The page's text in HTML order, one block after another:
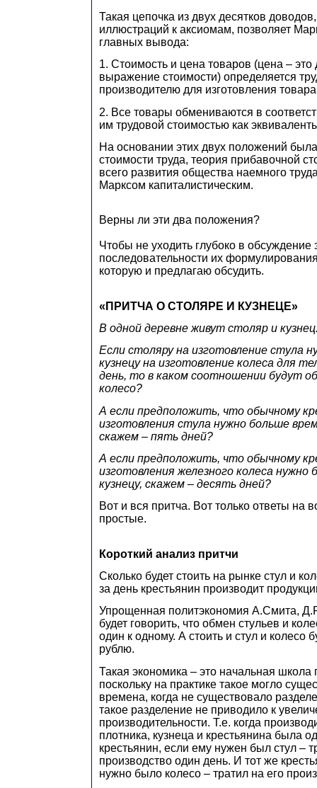
Такая цепочка из двух десятков
иллюстраций к аксиомам, позволяет
главных вывода:
1. Стоимость и цена товаров (цена –
выражение стоимости) определяется
производителю для изготовления
2. Все товары обмениваются в
им трудовой стоимостью как
На основании этих двух положений
стоимости труда, теория прибавочной
всего развития общества наемного
Марксом капиталистическим.
Верны ли эти два положения?
Чтобы не уходить глубоко в обсуждение
последовательности их
которую и предлагаю обсудить.
«ПРИТЧА О СТОЛЯРЕ И КУЗНЕЦЕ»
В одной деревне живут столяр и
Если столяру на изготовление стула
кузнецу на изготовление колеса для
день, то в каком соотношении будут
колесо?
А если предположить, что обычному
изготовления стула нужно больше
скажем – пять дней?
А если предположить, что обычному
изготовления железного колеса нужно
кузнецу, скажем – десять дней?
Вот и вся притча. Вот только ответы на
простые.
Короткий анализ притчи
Сколько будет стоить на рынке стул и
за день крестьянин производит
Упрощенная политэкономия А.Смита,
будет говорить, что обмен стульев и
один к одному. А стоить и стул и колесо
рублю.
Такая экономика – это начальная школа
поскольку на практике такое могло
времена, когда не существовало
такое разделение не приводило к
производительности. Т.е. когда
плотника, кузнеца и крестьянина была
крестьянин, если ему нужен был стул –
производство один день. И тот же
нужно было колесо – тратил на его